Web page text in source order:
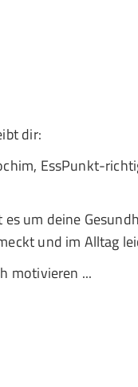
dir:
EssPunkt-
es um deine
und im Alltag
motivieren ...